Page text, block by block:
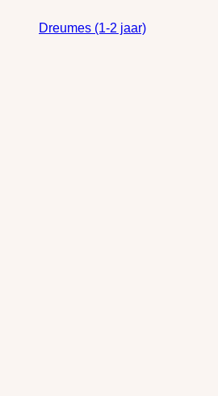
Dreumes (1-2 jaar)